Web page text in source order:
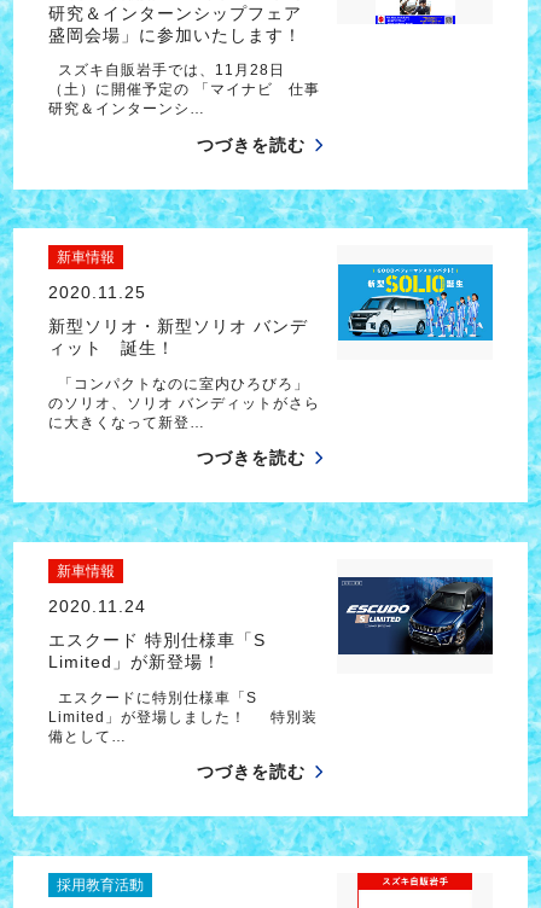
研究＆インターンシップフェア
盛岡会場」に参加いたします！
スズキ自販岩手では、11月28日
（土）に開催予定の 「マイナビ 仕事
研究＆インターンシ…
つづきを読む
新車情報
2020.11.25
新型ソリオ・新型ソリオ バンデ
ィット 誕生！
「コンパクトなのに室内ひろびろ」
のソリオ、ソリオ バンディットがさら
に大きくなって新登…
つづきを読む
新車情報
2020.11.24
エスクード 特別仕様車「S
Limited」が新登場！
エスクードに特別仕様車「S
Limited」が登場しました！ 特別装
備として…
つづきを読む
採用教育活動